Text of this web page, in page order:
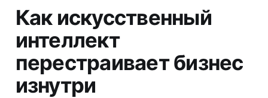
Как искусственный
интеллект
перестраивает бизнес
изнутри